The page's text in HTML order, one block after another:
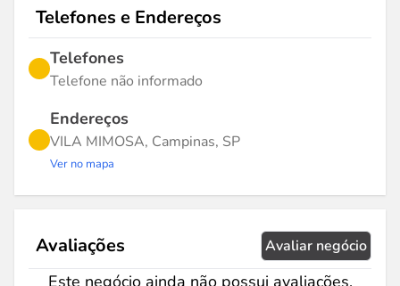
Telefones e Endereços
Telefones
Telefone não informado
Endereços
VILA MIMOSA, Campinas, SP
Ver no mapa
Avaliações Avaliar negócio
Este negócio ainda não possui avaliações.